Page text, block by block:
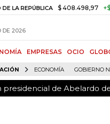
REPÚBLICA $ 408.498,97 +$
DE 2026
EMPRESAS OCIO
ECONOMÍA GOBIERNO
presidencial de Abelardo
presidencial de Abelardo